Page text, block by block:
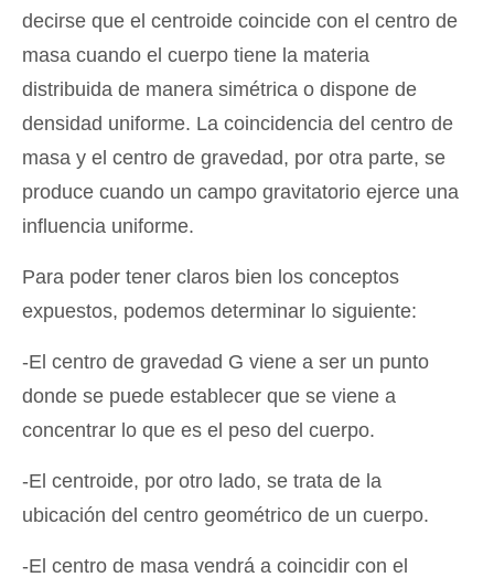
decirse que el centroide coincide con el centro de
masa cuando el cuerpo tiene la materia
distribuida de manera simétrica o dispone de
densidad uniforme. La coincidencia del centro de
masa y el centro de gravedad, por otra parte, se
produce cuando un campo gravitatorio ejerce una
influencia uniforme.
Para poder tener claros bien los conceptos
expuestos, podemos determinar lo siguiente:
-El centro de gravedad G viene a ser un punto
donde se puede establecer que se viene a
concentrar lo que es el peso del cuerpo.
-El centroide, por otro lado, se trata de la
ubicación del centro geométrico de un cuerpo.
-El centro de masa vendrá a coincidir con el